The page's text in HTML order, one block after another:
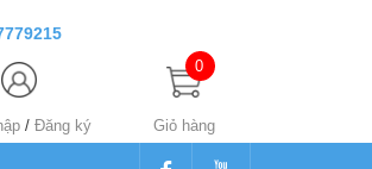
/ Đăng ký Giỏ hàng
0